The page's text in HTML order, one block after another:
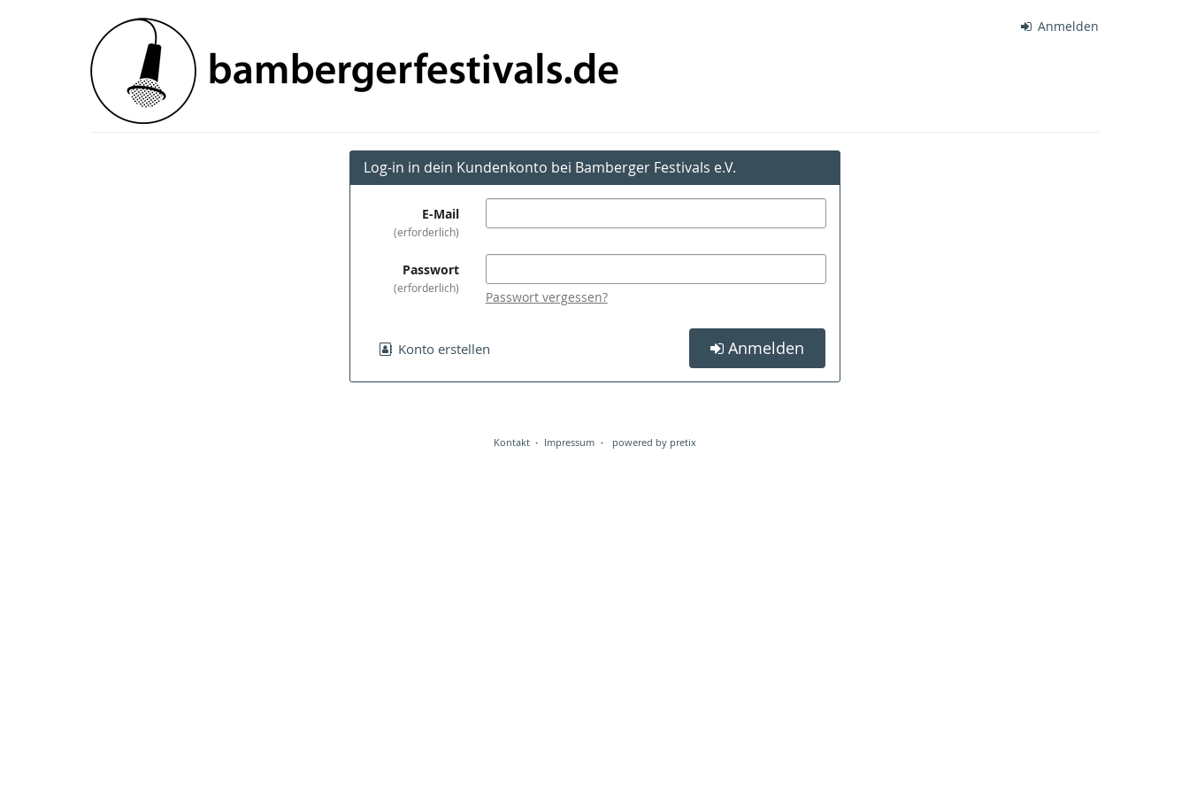
Bamberger
Festivals
e.V.
Anmelden
Log-in in dein Kundenkonto bei Bamberger Festivals e.V.
E-Mail
erforderlich
Passwort
erforderlich
Passwort vergessen?
Konto erstellen Anmelden
Kontakt Impressum powered by pretix